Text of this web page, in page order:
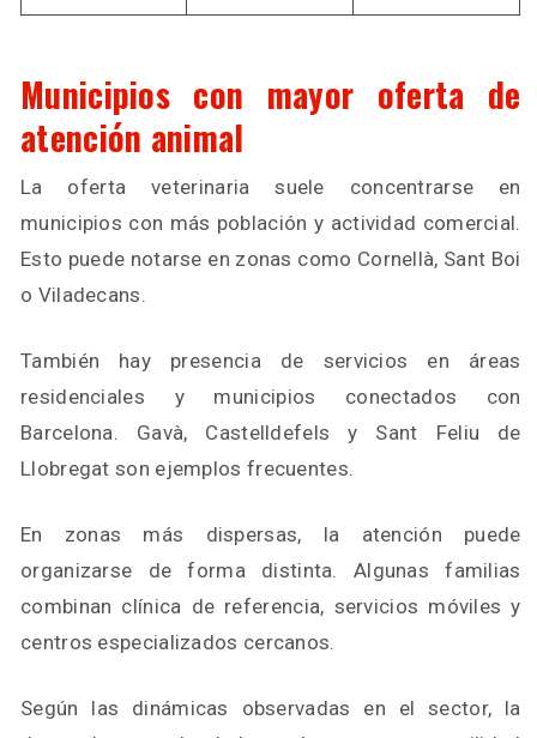
Municipios con mayor oferta de
atención animal
La oferta veterinaria suele concentrarse en
municipios con más población y actividad comercial.
Esto puede notarse en zonas como Cornellà, Sant Boi
o Viladecans.
También hay presencia de servicios en áreas
residenciales y municipios conectados con
Barcelona. Gavà, Castelldefels y Sant Feliu de
Llobregat son ejemplos frecuentes.
En zonas más dispersas, la atención puede
organizarse de forma distinta. Algunas familias
combinan clínica de referencia, servicios móviles y
centros especializados cercanos.
Según las dinámicas observadas en el sector, la